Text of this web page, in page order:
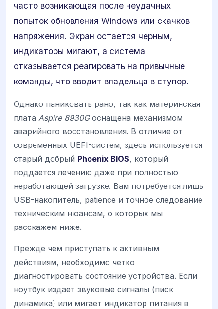
часто возникающая после неудачных
попыток обновления Windows или скачков
напряжения. Экран остается черным,
индикаторы мигают, а система
отказывается реагировать на привычные
команды, что вводит владельца в ступор.
Однако паниковать рано, так как материнская
плата Aspire 8930Gоснащена механизмом
аварийного восстановления. В отличие от
современных UEFI-систем, здесь используется
старый добрый Phoenix BIOS, который
поддается лечению даже при полностью
неработающей загрузке. Вам потребуется лишь
USB-накопитель, patience и точное следование
техническим нюансам, о которых мы
расскажем ниже.
Прежде чем приступать к активным
действиям, необходимо четко
диагностировать состояние устройства. Если
ноутбук издает звуковые сигналы (писк
динамика) или мигает индикатор питания в